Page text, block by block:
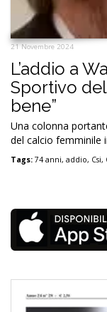
21 Novembre 2024
L’addio a
Sportivo del
bene”
Una colonna
del calcio femminile
Tags: 74 anni, addio, Csi,